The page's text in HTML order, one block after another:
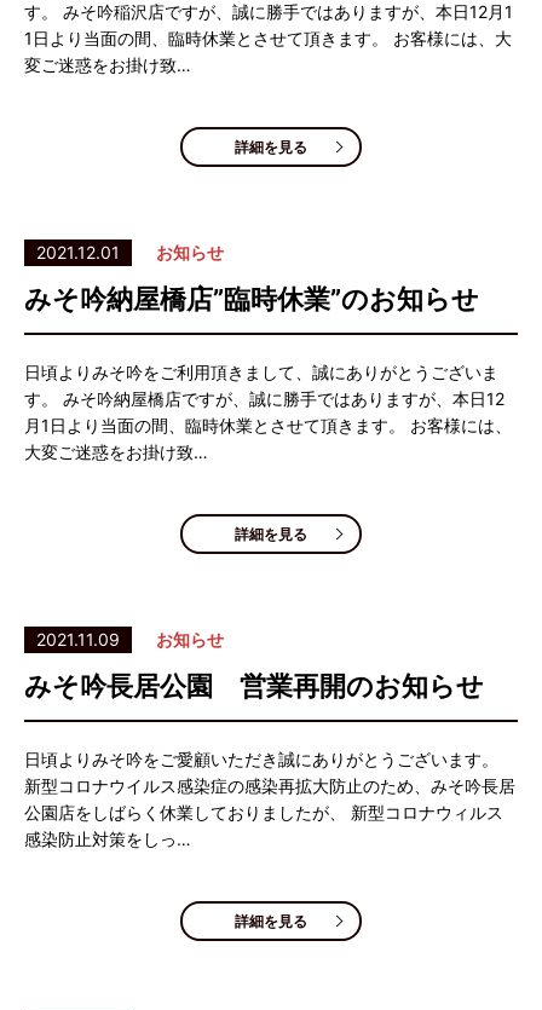
す。 みそ吟稲沢店ですが、誠に勝手ではありますが、本日12月1
1日より当面の間、臨時休業とさせて頂きます。 お客様には、大
変ご迷惑をお掛け致…
詳細を見る
2021.12.01 お知らせ
みそ吟納屋橋店”臨時休業”のお知らせ
日頃よりみそ吟をご利用頂きまして、誠にありがとうございま
す。 みそ吟納屋橋店ですが、誠に勝手ではありますが、本日12
月1日より当面の間、臨時休業とさせて頂きます。 お客様には、
大変ご迷惑をお掛け致…
詳細を見る
2021.11.09 お知らせ
みそ吟長居公園 営業再開のお知らせ
日頃よりみそ吟をご愛顧いただき誠にありがとうございます。
新型コロナウイルス感染症の感染再拡大防止のため、みそ吟長居
公園店をしばらく休業しておりましたが、 新型コロナウィルス
感染防止対策をしっ…
詳細を見る